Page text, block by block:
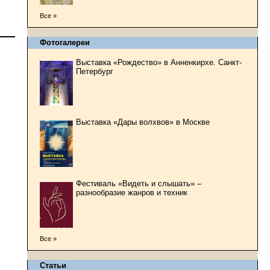
Все »
Фотогалереи
Выставка «Рождество» в Анненкирхе. Санкт-
Петербург
Выставка «Дары волхвов» в Москве
Фестиваль «Видеть и слышать» –
разнообразие жанров и техник
Все »
Статьи